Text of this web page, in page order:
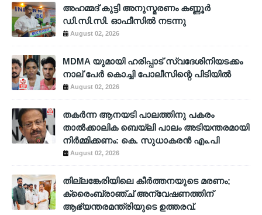
അഹമ്മദ് കുട്ടി അനുസ്മരണം കണ്ണൂർ
ഡി.സി.സി. ഓഫീസിൽ നടന്നു
August 02, 2026
MDMA യുമായി ഹരിപ്പാട് സ്വദേശിനിയടക്കം
നാല് പേർ കൊച്ചി പോലീസിന്റെ പിടിയിൽ
August 02, 2026
തകർന്ന ആനയടി പാലത്തിനു പകരം
താൽക്കാലിക ബെയ്‌ലി പാലം അടിയന്തരമായി
നിർമ്മിക്കണം: കെ. സുധാകരൻ എം.പി
August 02, 2026
തില്ലങ്കേരിയിലെ കീർത്തനയുടെ മരണം;
ക്രൈംബ്രാഞ്ച് അന്വേഷണത്തിന്
ആഭ്യന്തരമന്ത്രിയുടെ ഉത്തരവ്.